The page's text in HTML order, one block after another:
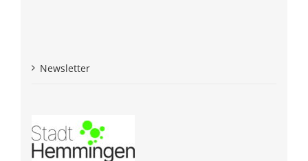
Newsletter